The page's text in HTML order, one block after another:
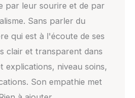
par leur sourire et de par
Sans parler du
qui est à l'écoute de ses
clair et transparent dans
explications, niveau soins,
Son empathie met